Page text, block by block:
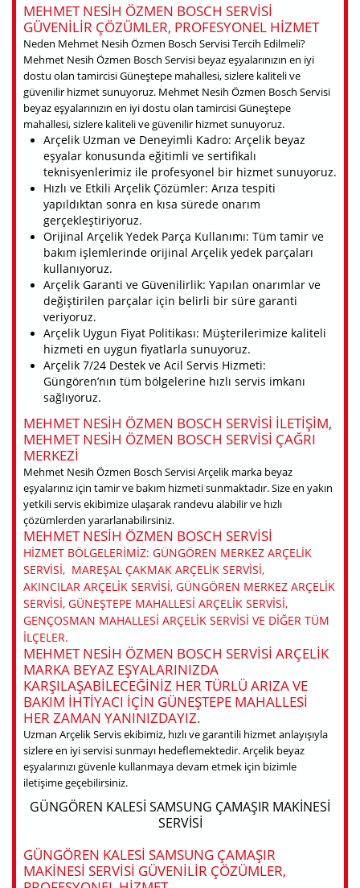
MEHMET NESIH ÖZMEN BOSCH SERVISI
GÜVENILIR ÇÖZÜMLER, PROFESYONEL HIZMET
Neden Mehmet Nesih Özmen Bosch Servisi Tercih Edilmeli?
Mehmet Nesih Özmen Bosch Servisi beyaz eşyalarınızın en iyi
dostu olan tamircisi Güneştepe mahallesi, sizlere kaliteli ve
güvenilir hizmet sunuyoruz. Mehmet Nesih Özmen Bosch Servisi
beyaz eşyalarınızın en iyi dostu olan tamircisi Güneştepe
mahallesi, sizlere kaliteli ve güvenilir hizmet sunuyoruz.
Arçelik Uzman ve Deneyimli Kadro: Arçelik beyaz
eşyalar konusunda eğitimli ve sertifikalı
teknisyenlerimiz ile profesyonel bir hizmet sunuyoruz.
Hızlı ve Etkili Arçelik Çözümler: Arıza tespiti
yapıldıktan sonra en kısa sürede onarım
gerçekleştiriyoruz.
Orijinal Arçelik Yedek Parça Kullanımı: Tüm tamir ve
bakım işlemlerinde orijinal Arçelik yedek parçaları
kullanıyoruz.
Arçelik Garanti ve Güvenilirlik: Yapılan onarımlar ve
değiştirilen parçalar için belirli bir süre garanti
veriyoruz.
Arçelik Uygun Fiyat Politikası: Müşterilerimize kaliteli
hizmeti en uygun fiyatlarla sunuyoruz.
Arçelik 7/24 Destek ve Acil Servis Hizmeti:
Güngören’nın tüm bölgelerine hızlı servis imkanı
sağlıyoruz.
MEHMET NESIH ÖZMEN BOSCH SERVISI ILETIŞIM,
MEHMET NESIH ÖZMEN BOSCH SERVISI ÇAĞRI
MERKEZI
Mehmet Nesih Özmen Bosch Servisi Arçelik marka beyaz
eşyalarınız için tamir ve bakım hizmeti sunmaktadır. Size en yakın
yetkili servis ekibimize ulaşarak randevu alabilir ve hızlı
çözümlerden yararlanabilirsiniz.
MEHMET NESIH ÖZMEN BOSCH SERVISI
HIZMET BÖLGELERIMIZ: GÜNGÖREN MERKEZ ARÇELIK
SERVISI, MAREŞAL ÇAKMAK ARÇELIK SERVISI,
AKINCILAR ARÇELIK SERVISI, GÜNGÖREN MERKEZ ARÇELIK
SERVISI, GÜNEŞTEPE MAHALLESI ARÇELIK SERVISI,
GENÇOSMAN MAHALLESI ARÇELIK SERVISI VE DIĞER TÜM
ILÇELER.
MEHMET NESIH ÖZMEN BOSCH SERVISI ARÇELIK
MARKA BEYAZ EŞYALARINIZDA
KARŞILAŞABILECEĞINIZ HER TÜRLÜ ARIZA VE
BAKIM IHTIYACI IÇIN GÜNEŞTEPE MAHALLESI
HER ZAMAN YANINIZDAYIZ.
Uzman Arçelik Servis ekibimiz, hızlı ve garantili hizmet anlayışıyla
sizlere en iyi servisi sunmayı hedeflemektedir. Arçelik beyaz
eşyalarınızı güvenle kullanmaya devam etmek için bizimle
iletişime geçebilirsiniz.
GÜNGÖREN KALESI SAMSUNG ÇAMAŞIR MAKINESI
SERVISI
GÜNGÖREN KALESI SAMSUNG ÇAMAŞIR
MAKINESI SERVISI GÜVENILIR ÇÖZÜMLER,